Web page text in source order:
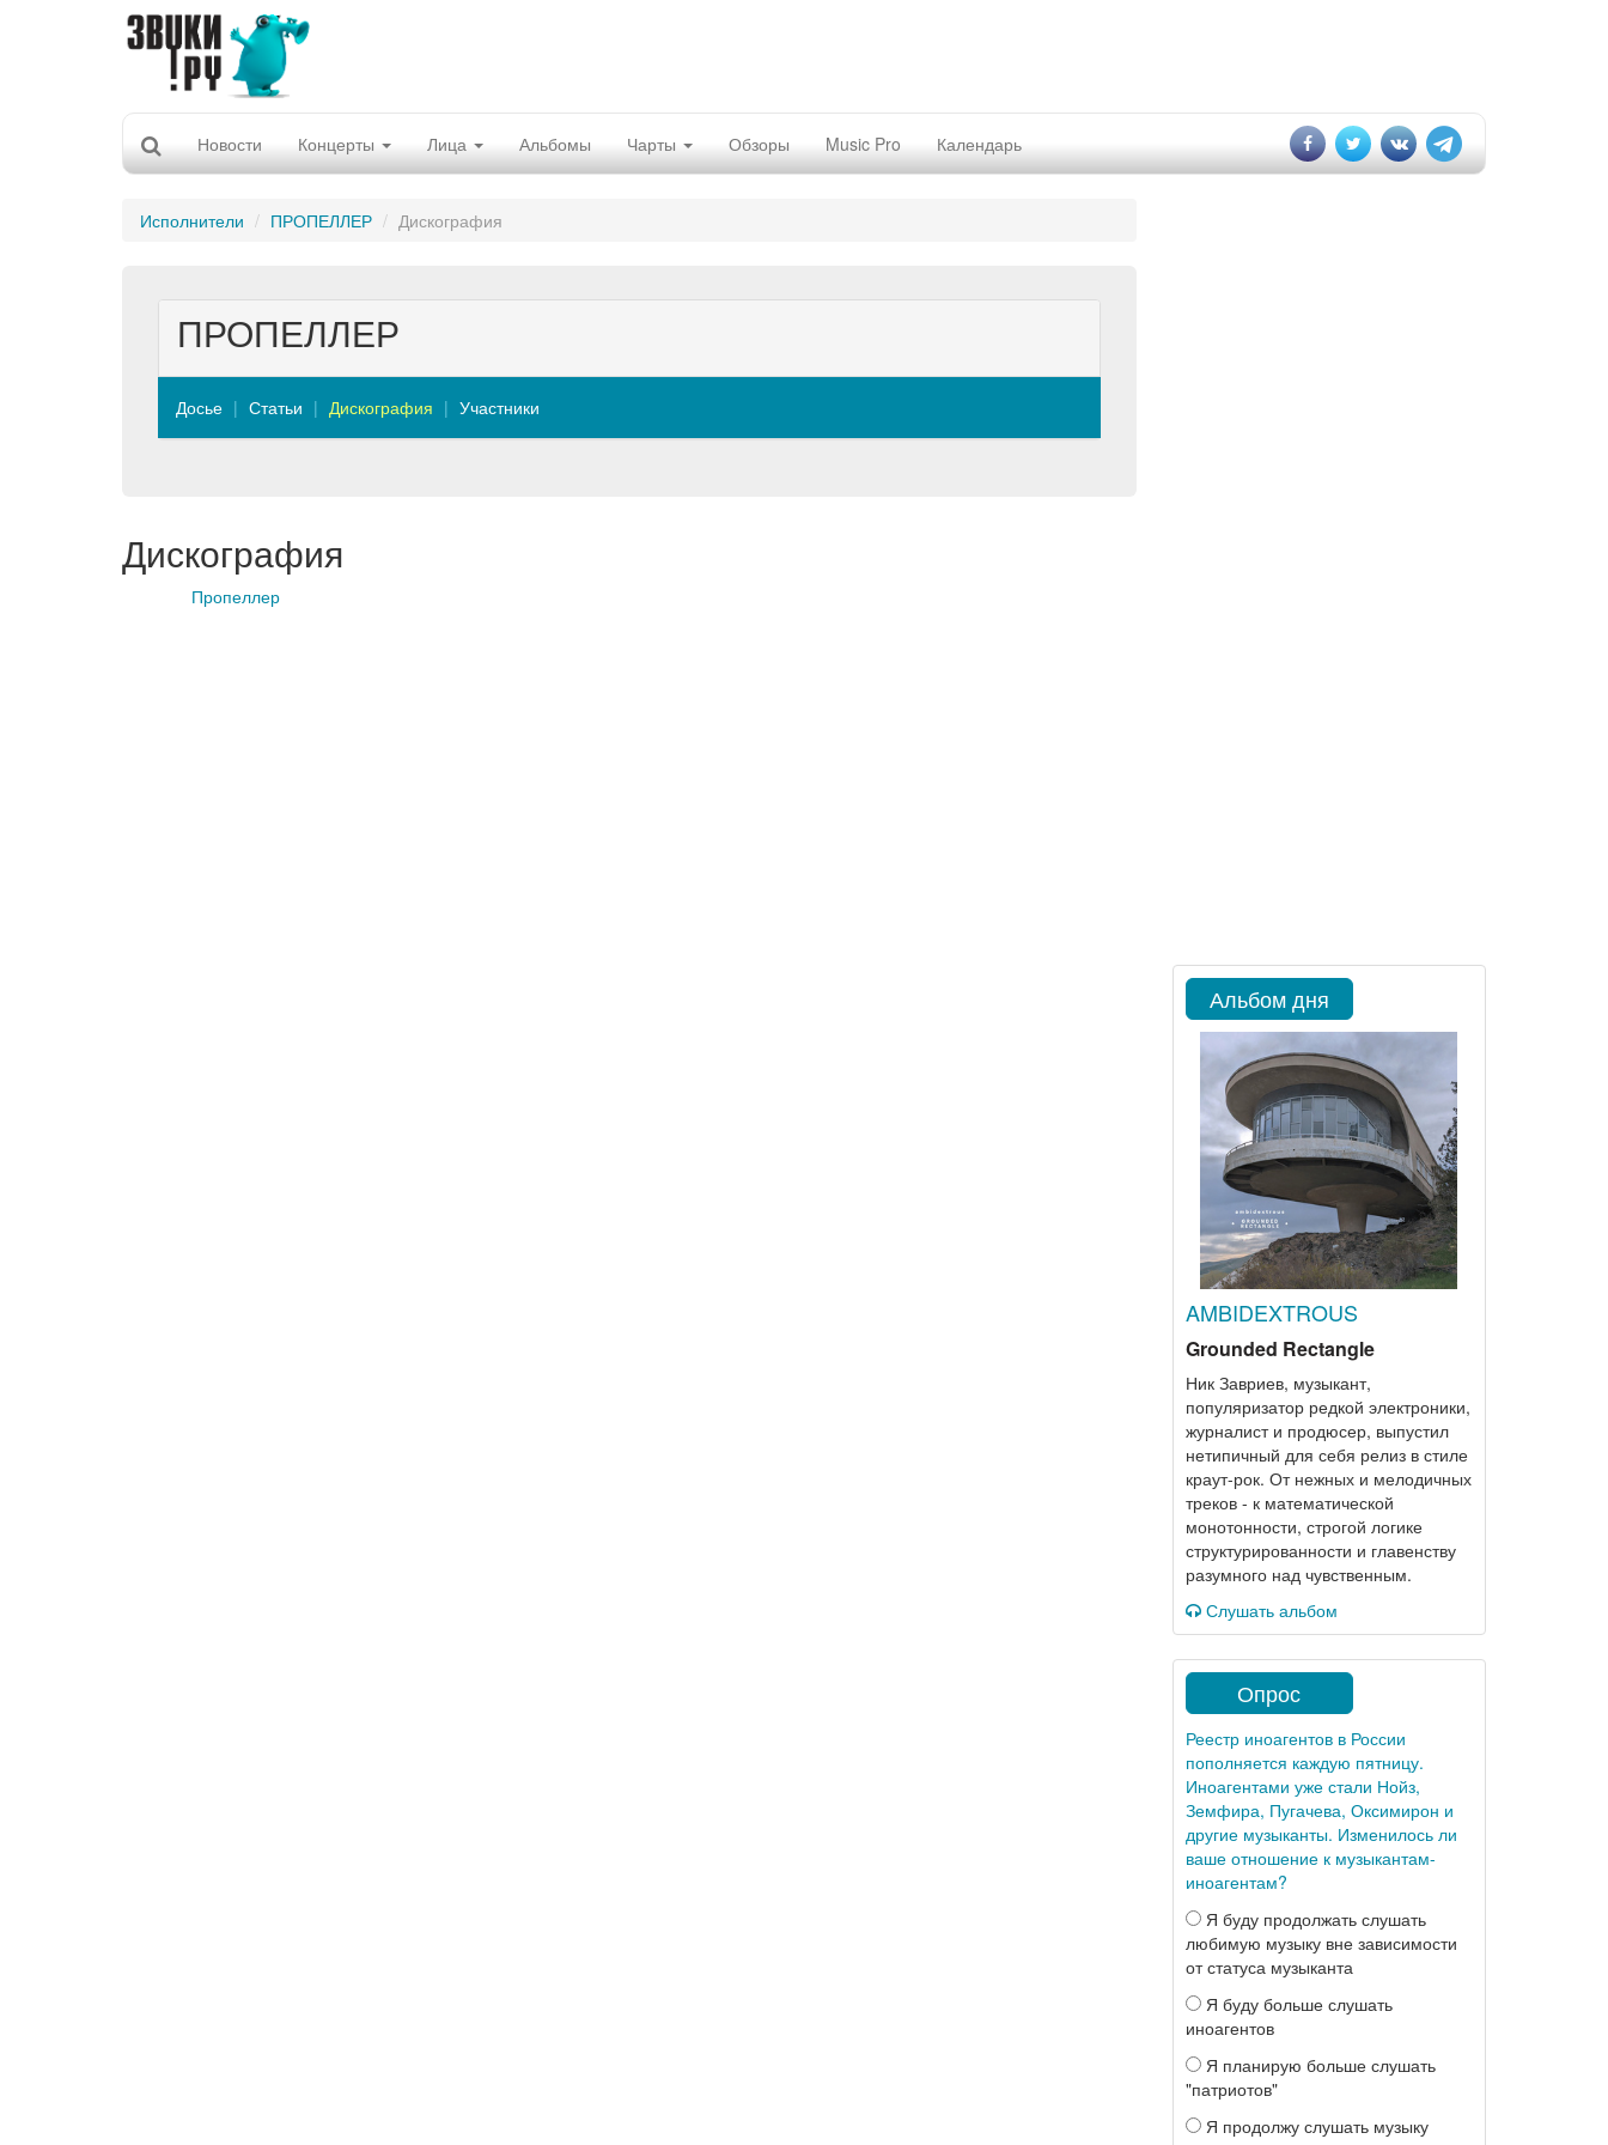
Новости Концерты Лица Альбомы Чарты Обзоры Music Pro Календарь
Исполнители ПРОПЕЛЛЕР Дискография
ПРОПЕЛЛЕР
Досье Статьи Дискография Участники
Дискография
Пропеллер
Альбом дня
AMBIDEXTROUS
Grounded Rectangle
Ник Завриев, музыкант,
популяризатор редкой электроники,
журналист и продюсер, выпустил
нетипичный для себя релиз в стиле
краут-рок. От нежных и мелодичных
треков - к математической
монотонности, строгой логике
структурированности и главенству
разумного над чувственным.
Слушать альбом
Опрос
Реестр иноагентов в России
пополняется каждую пятницу.
Иноагентами уже стали Нойз,
Земфира, Пугачева, Оксимирон и
другие музыканты. Изменилось ли
ваше отношение к музыкантам-
иноагентам?
Я буду продолжать слушать
любимую музыку вне зависимости
от статуса музыканта
Я буду больше слушать
иноагентов
Я планирую больше слушать
"патриотов"
Я продолжу слушать музыку